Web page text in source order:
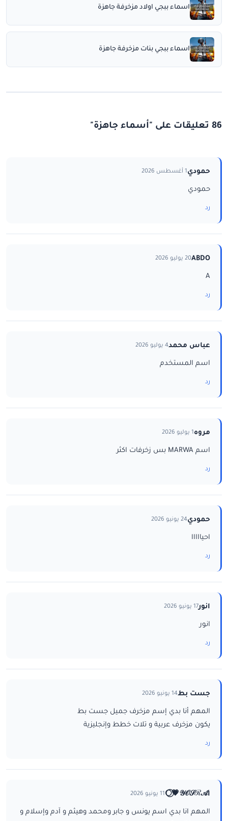
اسماء ببجي اولاد مزخرفة جاهزة
اسماء ببجي بنات مزخرفة جاهزة
86 تعليقات على "أسماء جاهزة"
حمودي1 أغسطس 2026
حمودي
رد
ABDO20 يوليو 2026
A
رد
عباس محمد4 يوليو 2026
اسم المستخدم
رد
مروه1 يوليو 2026
اسم MARWA بس زخرفات اكثر
رد
حمودي24 يونيو 2026
احيااااا
رد
انور17 يونيو 2026
انور
رد
جست بط14 يونيو 2026
المهم أنا بدي إسم مزخرف جميل جست بط
يكون مزخرف عربية و تلات خطط وإنجليزية
رد
ا𝒴𝒪𝒮ℛ𝒜💗⃝🌕 11 يونيو 2026
المهم انا بدي اسم يونس و جابر ومحمد وهيثم و آدم وإسلام و